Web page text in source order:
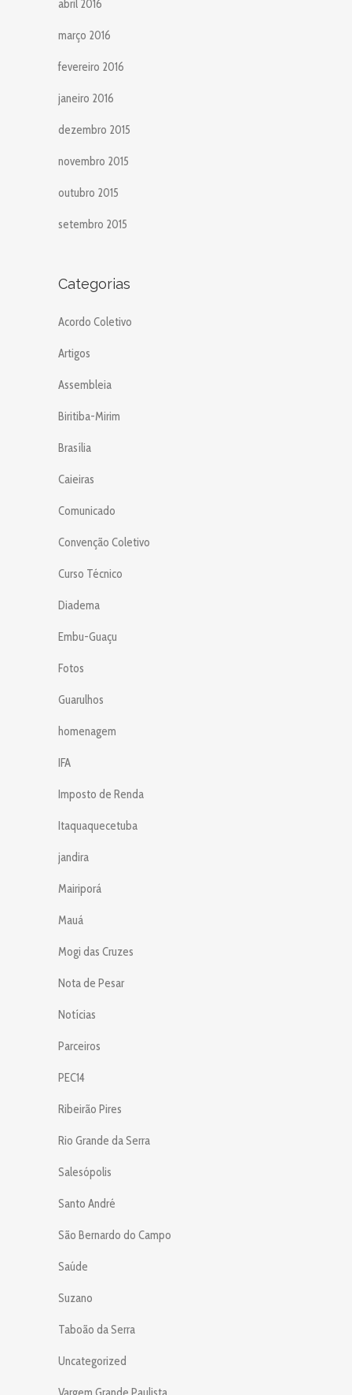
abril 2016
março 2016
fevereiro 2016
janeiro 2016
dezembro 2015
novembro 2015
outubro 2015
setembro 2015
Categorias
Acordo Coletivo
Artigos
Assembleia
Biritiba-Mirim
Brasília
Caieiras
Comunicado
Convenção Coletivo
Curso Técnico
Diadema
Embu-Guaçu
Fotos
Guarulhos
homenagem
IFA
Imposto de Renda
Itaquaquecetuba
jandira
Mairiporá
Mauá
Mogi das Cruzes
Nota de Pesar
Notícias
Parceiros
PEC14
Ribeirão Pires
Rio Grande da Serra
Salesópolis
Santo André
São Bernardo do Campo
Saúde
Suzano
Taboão da Serra
Uncategorized